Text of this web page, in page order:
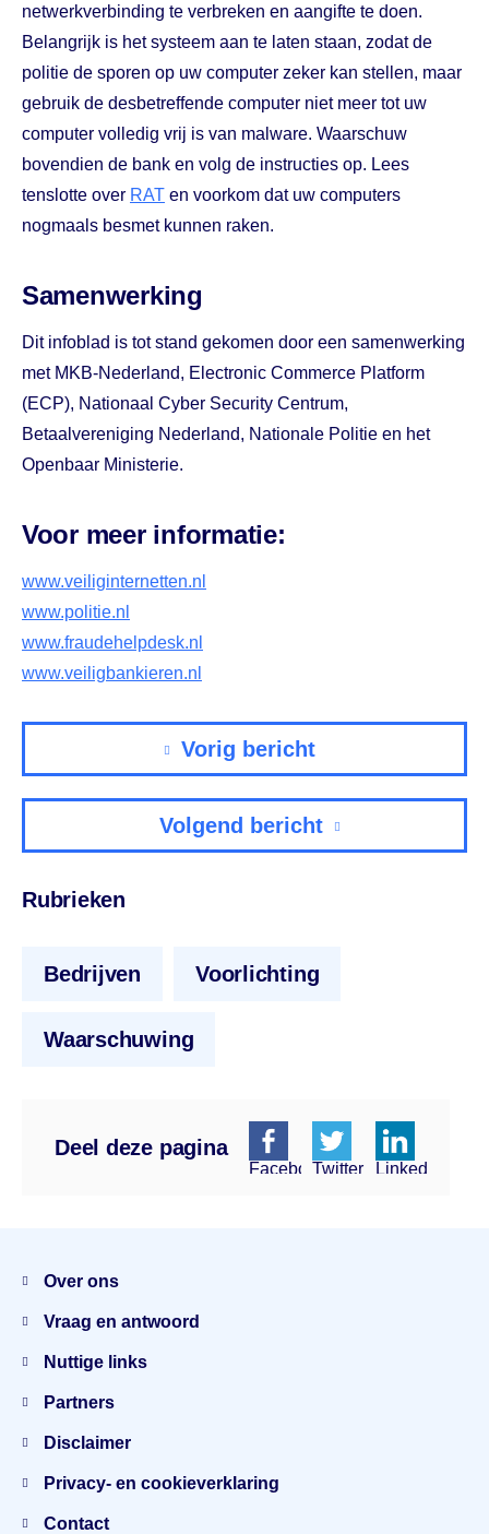
netwerkverbinding te verbreken en aangifte te doen.
Belangrijk is het systeem aan te laten staan, zodat de
politie de sporen op uw computer zeker kan stellen, maar
gebruik de desbetreffende computer niet meer tot uw
computer volledig vrij is van malware. Waarschuw
bovendien de bank en volg de instructies op. Lees
tenslotte over RAT en voorkom dat uw computers
nogmaals besmet kunnen raken.
Samenwerking
Dit infoblad is tot stand gekomen door een samenwerking
met MKB-Nederland, Electronic Commerce Platform
(ECP), Nationaal Cyber Security Centrum,
Betaalvereniging Nederland, Nationale Politie en het
Openbaar Ministerie.
Voor meer informatie:
www.veiliginternetten.nl
www.politie.nl
www.fraudehelpdesk.nl
www.veiligbankieren.nl
Vorig bericht
Volgend bericht
Rubrieken
Bedrijven Voorlichting
Waarschuwing
Deel deze pagina
FacebookTwitter Linkedin
Over ons
Vraag en antwoord
Nuttige links
Partners
Disclaimer
Privacy- en cookieverklaring
Contact